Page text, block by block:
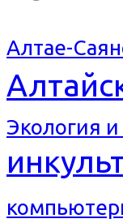
Алтае-
Экология и